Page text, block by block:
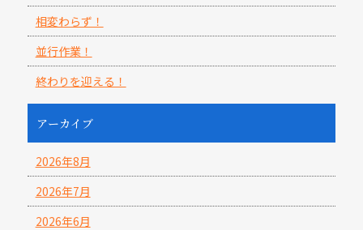
相変わらず！
並行作業！
終わりを迎える！
アーカイブ
2026年8月
2026年7月
2026年6月